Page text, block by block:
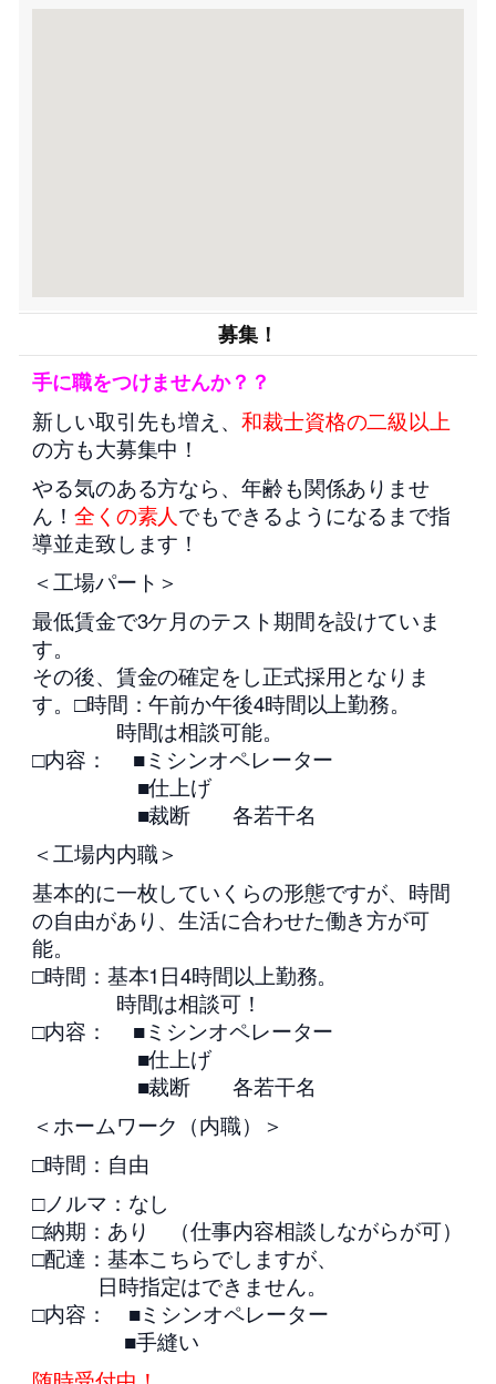
募集！
手に職をつけませんか？？
新しい取引先も増え、 和裁士資格の二級以上
の方も大募集中！
やる気のある方なら、年齢も関係ありませ
ん！ 全くの素人でもできるようになるまで指
導並走致します！
＜工場パート＞
最低賃金で3ケ月のテスト期間を設けていま
す。
その後、賃金の確定をし正式採用となりま
す。□時間：午前か午後4時間以上勤務。
時間は相談可能。
□内容： ■ミシンオペレーター
■仕上げ
■裁断 各若干名
＜工場内内職＞
基本的に一枚していくらの形態ですが、時間
の自由があり、生活に合わせた働き方が可
能。
□時間：基本1日4時間以上勤務。
時間は相談可！
□内容： ■ミシンオペレーター
■仕上げ
■裁断 各若干名
＜ホームワーク（内職）＞
□時間：自由
□ノルマ：なし
□納期：あり （仕事内容相談しながらが可）
□配達：基本こちらでしますが、
日時指定はできません。
□内容： ■ミシンオペレーター
■手縫い